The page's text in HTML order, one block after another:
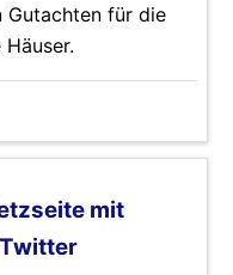
Gutachten für die
mit